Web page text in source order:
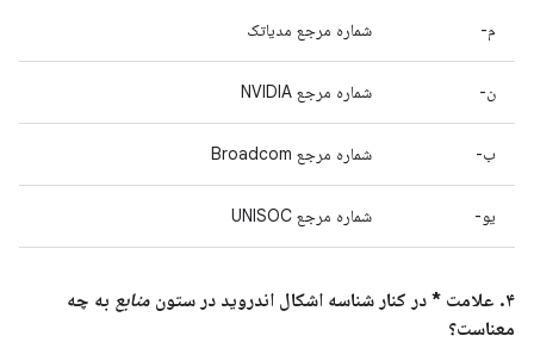
م- شماره مرجع مدیاتک
ن- شماره مرجع NVIDIA
ب- شماره مرجع Broadcom
یو- شماره مرجع UNISOC
۴. علامت * در کنار شناسه اشکال اندروید در ستون منابع به چه
معناست؟